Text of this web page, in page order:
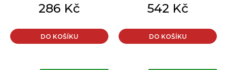
286 Kč
DO KOŠÍKU
542 Kč
DO KOŠÍKU